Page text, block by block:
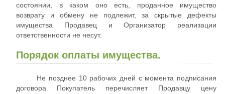
состоянии, в каком оно есть, проданное имущество
возврату и обмену не подлежит, за скрытые дефекты
имущества Продавец и Организатор реализации
ответственности не несут.
Порядок оплаты имущества.
Не позднее 10 рабочих дней с момента подписания
договора Покупатель перечисляет Продавцу цену